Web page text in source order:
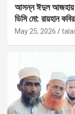
আসন্ন ঈদুল আজহায়
ডিসি মো: রায়হান কবির
May 25, 2026